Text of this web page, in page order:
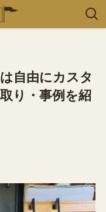
自由にカスタ
り・事例を紹